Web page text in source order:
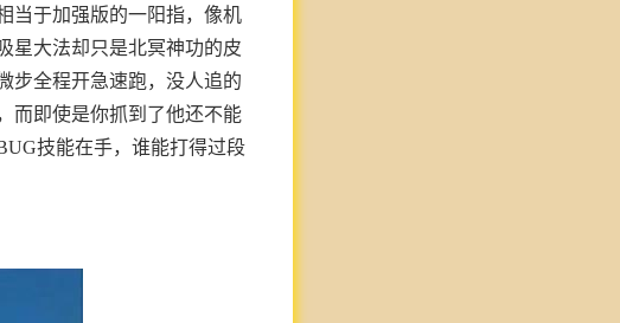
当于加强版的一阳指，像机
星大法却只是北冥神功的皮
步全程开急速跑，没人追的
而即使是你抓到了他还不能
技能在手，谁能打得过段